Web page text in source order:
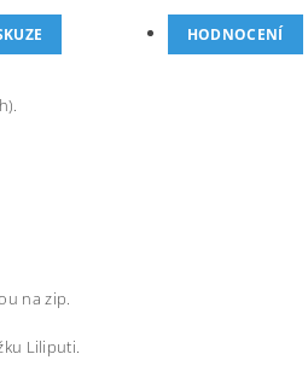
HODNOCENÍ
na zip.
Liliputi.